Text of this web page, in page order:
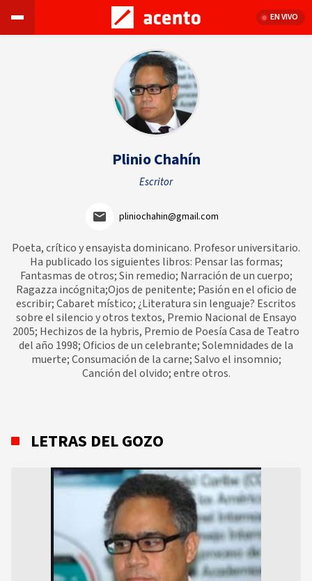
EN VIVO
Plinio Chahín
Escritor
pliniochahin@gmail.com
Poeta, crítico y ensayista dominicano. Profesor universitario.
Ha publicado los siguientes libros: Pensar las formas;
Fantasmas de otros; Sin remedio; Narración de un cuerpo;
Ragazza incógnita;Ojos de penitente; Pasión en el oficio de
escribir; Cabaret místico; ¿Literatura sin lenguaje? Escritos
sobre el silencio y otros textos, Premio Nacional de Ensayo
2005; Hechizos de la hybris, Premio de Poesía Casa de Teatro
del año 1998; Oficios de un celebrante; Solemnidades de la
muerte; Consumación de la carne; Salvo el insomnio;
Canción del olvido; entre otros.
LETRAS DEL GOZO